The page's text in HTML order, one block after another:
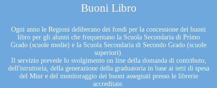
Buoni Libro
Ogni anno le Regioni deliberano dei fondi per la concessione dei buoni
libro per gli alunni che frequentano la Scuola Secondaria di Primo
Grado (scuole medie) e la Scuola Secondaria di Secondo Grado (scuole
superiori).
Il servizio prevede lo svolgimento on line della domanda di contributo,
dell'istruttoria, della generazione della graduatoria in base ai tetti di spesa
del Miur e del monitoraggio dei buoni assegnati presso le librerie
accreditate.